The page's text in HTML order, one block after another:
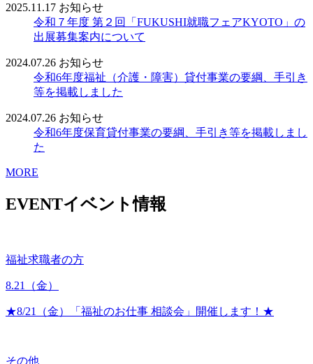
2025.11.17 お知らせ
令和７年度 第２回「FUKUSHI就職フェアKYOTO」の
出展募集案内について
2024.07.26 お知らせ
令和6年度福祉（介護・障害）貸付事業の要綱、手引き
等を掲載しました
2024.07.26 お知らせ
令和6年度保育貸付事業の要綱、手引き等を掲載しまし
た
MORE
EVENTイベント情報
福祉求職者の方
8.21 （金）
★8/21（金）「福祉のお仕事 相談会」開催します！★
その他